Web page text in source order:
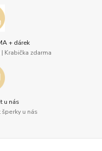
+ dárek
Krabička zdarma
u nás
u nás